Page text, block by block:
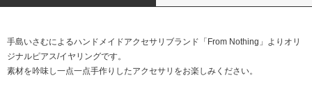
手島いさむによるハンドメイドアクセサリブランド「From Nothing」よりオリ
ジナルピアス/イヤリングです。
素材を吟味し一点一点手作りしたアクセサリをお楽しみください。